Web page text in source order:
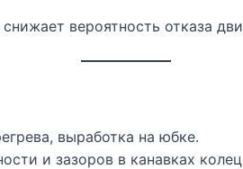
вероятность отказа
выработка на юбке.
и зазоров в канавках